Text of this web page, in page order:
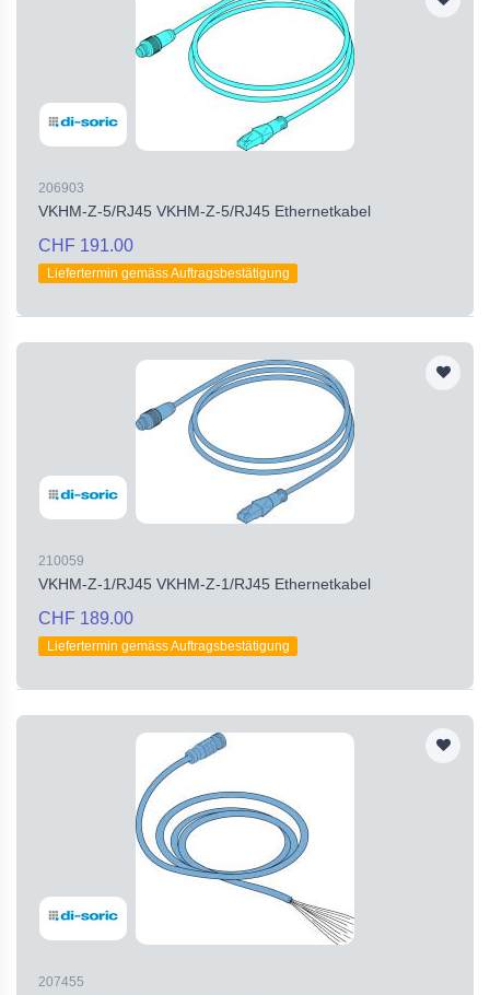
206903
VKHM-Z-5/RJ45 VKHM-Z-5/RJ45 Ethernetkabel
CHF 191.00
Liefertermin gemäss Auftragsbestätigung
210059
VKHM-Z-1/RJ45 VKHM-Z-1/RJ45 Ethernetkabel
CHF 189.00
Liefertermin gemäss Auftragsbestätigung
207455